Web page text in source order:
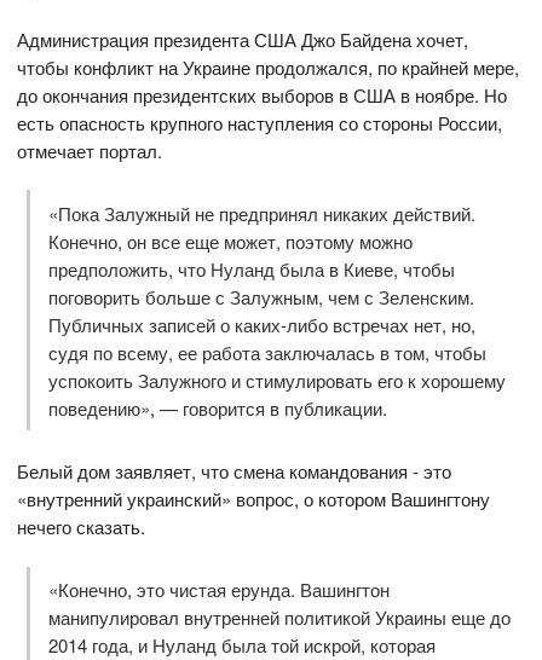
Администрация президента США Джо Байдена хочет,
чтобы конфликт на Украине продолжался, по крайней мере,
до окончания президентских выборов в США в ноябре. Но
есть опасность крупного наступления со стороны России,
отмечает портал.
«Пока Залужный не предпринял никаких действий.
Конечно, он все еще может, поэтому можно
предположить, что Нуланд была в Киеве, чтобы
поговорить больше с Залужным, чем с Зеленским.
Публичных записей о каких-либо встречах нет, но,
судя по всему, ее работа заключалась в том, чтобы
успокоить Залужного и стимулировать его к хорошему
поведению», — говорится в публикации.
Белый дом заявляет, что смена командования - это
«внутренний украинский» вопрос, о котором Вашингтону
нечего сказать.
«Конечно, это чистая ерунда. Вашингтон
манипулировал внутренней политикой Украины еще до
2014 года, и Нуланд была той искрой, которая